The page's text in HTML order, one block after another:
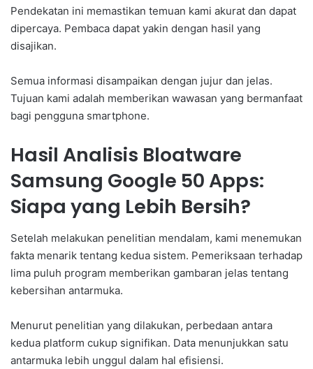
Pendekatan ini memastikan temuan kami akurat dan dapat
dipercaya. Pembaca dapat yakin dengan hasil yang
disajikan.
Semua informasi disampaikan dengan jujur dan jelas.
Tujuan kami adalah memberikan wawasan yang bermanfaat
bagi pengguna smartphone.
Hasil Analisis Bloatware
Samsung Google 50 Apps:
Siapa yang Lebih Bersih?
Setelah melakukan penelitian mendalam, kami menemukan
fakta menarik tentang kedua sistem. Pemeriksaan terhadap
lima puluh program memberikan gambaran jelas tentang
kebersihan antarmuka.
Menurut penelitian yang dilakukan, perbedaan antara
kedua platform cukup signifikan. Data menunjukkan satu
antarmuka lebih unggul dalam hal efisiensi.